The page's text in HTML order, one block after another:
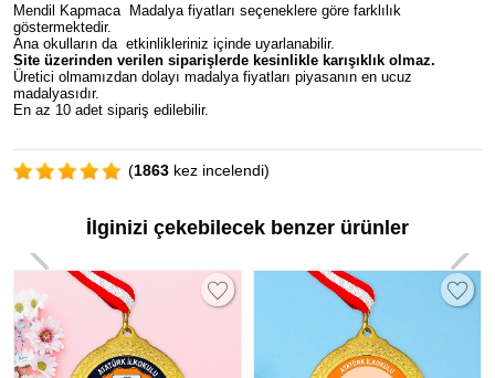
Mendil Kapmaca Madalya fiyatları seçeneklere göre farklılık
göstermektedir.
Ana okulların da etkinlikleriniz içinde uyarlanabilir.
Site üzerinden verilen siparişlerde kesinlikle karışıklık olmaz.
Üretici olmamızdan dolayı madalya fiyatları piyasanın en ucuz
madalyasıdır.
En az 10 adet sipariş edilebilir.
(1863 kez incelendi)
İlginizi çekebilecek benzer ürünler